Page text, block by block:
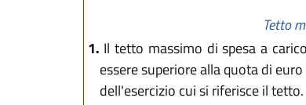
Tetto
1. Il tetto massimo di spesa a
essere superiore alla quota di
dell'esercizio cui si riferisce il tetto.